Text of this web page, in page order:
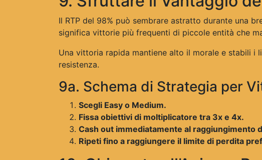
Il RTP del 98% può sembrare astratto durante una
significa vittorie più frequenti di piccole entità che
Una vittoria rapida mantiene alto il morale e stabili
resistenza.
9a. Schema di Strategia per
Scegli Easy o Medium.
Fissa obiettivi di moltiplicatore tra 3x e 4x.
Cash out immediatamente al raggiungimento
Ripeti fino a raggiungere il limite di perdita